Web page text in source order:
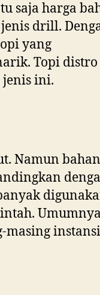
saja harga
drill.
yang
Topi distro
jenis ini.
Namun
Umumnya
masing